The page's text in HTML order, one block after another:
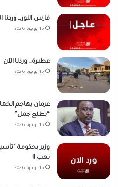
فارس النور… وردنا
15 يونيو، 2026
عطبرة… وردنا الآن
15 يونيو، 2026
عرمان يهاجم
“يطلع جمل”
15 يونيو، 2026
وزير بحكومة
نهب !!
15 يونيو، 2026